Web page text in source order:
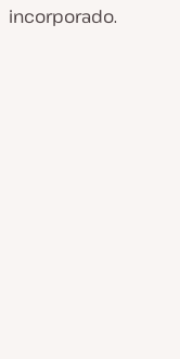
incorporado.